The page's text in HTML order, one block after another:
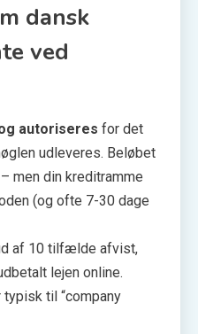
dansk
ved
autoriseres for det
udleveres. Beløbet
men din kreditramme
(og ofte 7-30 dage
af 10 tilfælde afvist,
lejen online.
til “company